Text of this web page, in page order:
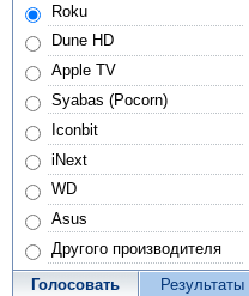
Roku
Dune HD
Apple TV
Syabas (Pocorn)
Iconbit
iNext
WD
Asus
Другого производителя
Голосовать Результаты